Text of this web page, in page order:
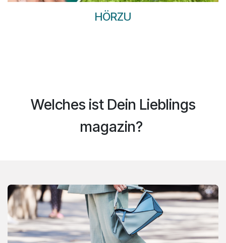
HÖRZU
Welches ist Dein Lieblings​
magazin?